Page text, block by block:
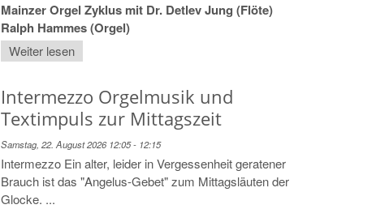
Mainzer Orgel Zyklus mit Dr. Detlev Jung (Flöte)
Ralph Hammes (Orgel)
Weiter lesen
Intermezzo Orgelmusik und
Textimpuls zur Mittagszeit
Samstag, 22. August 2026 12:05 - 12:15
Intermezzo Ein alter, leider in Vergessenheit geratener
Brauch ist das "Angelus-Gebet" zum Mittagsläuten der
Glocke. ...